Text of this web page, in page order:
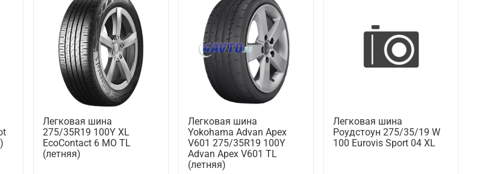
Легковая шина
275/35R19 100Y XL
EcoContact 6 MO TL
(летняя)
Легковая шина
Yokohama Advan Apex
V601 275/35R19 100Y
Advan Apex V601 TL
(летняя)
Легковая шина
Роудстоун 275/35/19 W
100 Eurovis Sport 04 XL